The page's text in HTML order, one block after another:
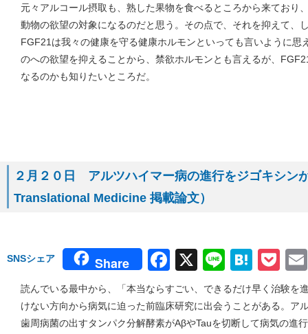
元々アルコール摂取も、熟した果物を食べるところから来ており
動物の欲望の対象になるのだと思う。その点で、それを抑えて、
FGF21は我々の健康を守る健康ホルモンといっても言いように思
のへの欲望を抑えることから、禁欲ホルモンとも言えるが、
なるのかも知りたいところだ。
２月２０日 アルツハイマー病の進行をジゴキシン
Translational Medicine 掲載論文）
SNSシェア Share Facebook
X Line
読んでいる最中から、「本当ならすごい、できるだけ早く治験を
けない方向から病気に迫った前臨床研究に出会うことがある。ア
歯周病菌の出すタンパク分解酵素がAβやTauを切断して病気の進